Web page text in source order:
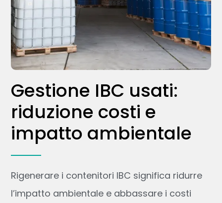
Gestione IBC usati:
riduzione costi e
impatto ambientale
Rigenerare i contenitori IBC significa ridurre
l’impatto ambientale e abbassare i costi